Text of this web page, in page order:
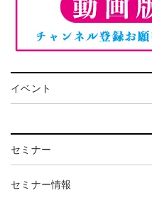
イベント
セミナー
セミナー情報